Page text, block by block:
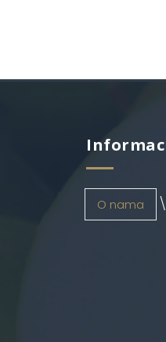
O nama